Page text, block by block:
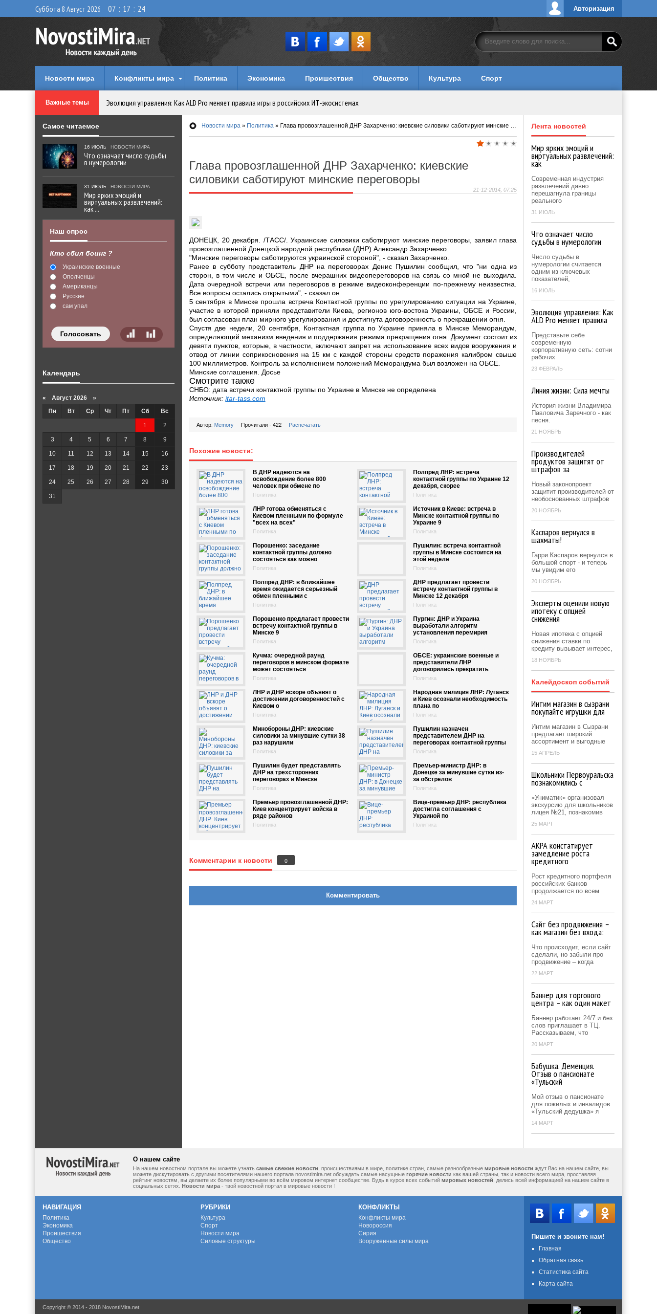
Авторизация
Суббота 8 Август 2026 07 : 17 : 25
Новости мира Конфликты мира Политика Экономика Проишествия Общество Культура Спорт
Важные темы
Криптовалюту предложили признать имуществом в Уголовном кодексе
Идеи, куда сходить с детьми в парки, музеи и кафе
Мир ярких эмоций и виртуальных развлечений: как устроен досуг на игровых порталах
Что означает число судьбы в нумерологии
Новости мира » Политика » Глава провозглашенной ДНР Захарченко: киевские силовики саботируют минские переговоры
Глава провозглашенной ДНР Захарченко: киевские
силовики саботируют минские переговоры
21-12-2014, 07:25
ДОНЕЦК, 20 декабря. /ТАСС/. Украинские силовики саботируют минские переговоры, заявил глава
провозглашенной Донецкой народной республики (ДНР) Александр Захарченко.
"Минские переговоры саботируются украинской стороной", - сказал Захарченко.
Ранее в субботу представитель ДНР на переговорах Денис Пушилин сообщил, что "ни одна из
сторон, в том числе и ОБСЕ, после вчерашних видеопереговоров на связь со мной не выходила.
Дата очередной встречи или переговоров в режиме видеоконференции по-прежнему неизвестна.
Все вопросы остались открытыми", - сказал он.
5 сентября в Минске прошла встреча Контактной группы по урегулированию ситуации на Украине,
участие в которой приняли представители Киева, регионов юго-востока Украины, ОБСЕ и России,
был согласован план мирного урегулирования и достигнута договоренность о прекращении огня.
Спустя две недели, 20 сентября, Контактная группа по Украине приняла в Минске Меморандум,
определяющий механизм введения и поддержания режима прекращения огня. Документ состоит из
девяти пунктов, которые, в частности, включают запрет на использование всех видов вооружения и
отвод от линии соприкосновения на 15 км с каждой стороны средств поражения калибром свыше
100 миллиметров. Контроль за исполнением положений Меморандума был возложен на ОБСЕ.
Минские соглашения. Досье
Смотрите также
СНБО: дата встречи контактной группы по Украине в Минске не определена
Источник: itar-tass.com
Автор: Memory Прочитали - 422 Распечатать
Похожие новости:
В ДНР надеются на
освобождение более 800
человек при обмене по
Политика
Полпред ЛНР: встреча
контактной группы по Украине 12
декабря, скорее
Политика
ЛНР готова обменяться с
Киевом пленными по формуле
"всех на всех"
Политика
Источник в Киеве: встреча в
Минске контактной группы по
Украине 9
Политика
Порошенко: заседание
контактной группы должно
состояться как можно
Политика
Пушилин: встреча контактной
группы в Минске состоится на
этой неделе
Политика
Полпред ДНР: в ближайшее
время ожидается серьезный
обмен пленными с
Политика
ДНР предлагает провести
встречу контактной группы в
Минске 12 декабря
Политика
Порошенко предлагает провести
встречу контактной группы в
Минске 9
Политика
Пургин: ДНР и Украина
выработали алгоритм
установления перемирия
Политика
Кучма: очередной раунд
переговоров в минском формате
может состояться
Политика
ОБСЕ: украинские военные и
представители ЛНР
договорились прекратить
Политика
ЛНР и ДНР вскоре объявят о
достижении договоренностей с
Киевом о
Политика
Народная милиция ЛНР: Луганск
и Киев осознали необходимость
плана по
Политика
Минобороны ДНР: киевские
силовики за минувшие сутки 38
раз нарушили
Политика
Пушилин назначен
представителем ДНР на
переговорах контактной группы
Политика
Пушилин будет представлять
ДНР на трехсторонних
переговорах в Минске
Политика
Премьер-министр ДНР: в
Донецке за минувшие сутки из-
за обстрелов
Политика
Премьер провозглашенной ДНР:
Киев концентрирует войска в
ряде районов
Политика
Вице-премьер ДНР: республика
достигла соглашения с
Украиной по
Политика
Комментарии к новости 0
Комментировать
Самое читаемое
16 ИЮЛЬ НОВОСТИ МИРА
Что означает число судьбы
в нумерологии
31 ИЮЛЬ НОВОСТИ МИРА
Мир ярких эмоций и
виртуальных развлечений:
как ...
Наш опрос
Кто сбил боинг ?
Украинские военные
Ополченцы
Американцы
Русские
сам упал
Голосовать
Календарь
« Август 2026 »
Пн
Вт Ср Чт Пт Сб Вс
1 2
3 4 5 6 7 8 9
10 11 12 13 14 15 16
17 18 19 20 21 22 23
24 25 26 27 28 29 30
31
Лента новостей
Мир ярких эмоций и
виртуальных развлечений:
как
Современная индустрия
развлечений давно
перешагнула границы
реального
31 ИЮЛЬ
Что означает число
судьбы в нумерологии
Число судьбы в
нумерологии считается
одним из ключевых
показателей,
16 ИЮЛЬ
Эволюция управления: Как
ALD Pro меняет правила
Представьте себе
современную
корпоративную сеть: сотни
рабочих
23 ФЕВРАЛЬ
Линия жизни: Сила мечты
История жизни Владимира
Павловича Заречного - как
песня.
21 НОЯБРЬ
Производителей
продуктов защитят от
штрафов за
Новый законопроект
защитит производителей от
необоснованных штрафов
20 НОЯБРЬ
Каспаров вернулся в
шахматы!
Гарри Каспаров вернулся в
большой спорт - и теперь
мы увидим его
20 НОЯБРЬ
Эксперты оценили новую
ипотеку с опцией
снижения
Новая ипотека с опцией
снижения ставки по
кредиту вызывает интерес,
18 НОЯБРЬ
Калейдоскоп событий
Интим магазин в сызрани
покупайте игрушки для
Интим магазин в Сызрани
предлагает широкий
ассортимент и выгодные
15 АПРЕЛЬ
Школьники Первоуральска
познакомились с
«Униматик» организовал
экскурсию для школьников
лицея №21, познакомив
25 МАРТ
АКРА констатирует
замедление роста
кредитного
Рост кредитного портфеля
российских банков
продолжается по всем
24 МАРТ
Сайт без продвижения –
как магазин без входа:
Что происходит, если сайт
сделали, но забыли про
продвижение – когда
22 МАРТ
Баннер для торгового
центра – как один макет
Баннер работает 24/7 и без
слов приглашает в ТЦ.
Рассказываем, что
20 МАРТ
Бабушка. Деменция.
Отзыв о пансионате
«Тульский
Мой отзыв о пансионате
для пожилых и инвалидов
«Тульский дедушка» я
14 МАРТ
О нашем сайте
На нашем новостном портале вы можете узнать самые свежие новости , происшествиями в мире, политике стран, самые разнообразные мировые новости ждут Вас на нашем сайте, вы
можете дискутировать с другими посетителями нашего портала novostimira.net обсуждать самые насущные горячие новости как вашей страны, так и новости всего мира, проставляя
рейтинг новостям, вы делаете их более популярными во всём мировом интернет сообществе. Будь в курсе всех событий мировых новостей , делись всей информацией на нашем сайте в
социальных сетях. Новости мира - твой новостной портал в мировые новости !
НАВИГАЦИЯ
Политика
Экономика
Проишествия
Общество
РУБРИКИ
Культура
Спорт
Новости мира
Силовые структуры
КОНФЛИКТЫ
Конфликты мира
Новороссия
Сирия
Вооруженные силы мира
Пишите и звоните нам!
Главная
Обратная связь
Статистика сайта
Карта сайта
Copyright © 2014 - 2018 NovostiMira.net